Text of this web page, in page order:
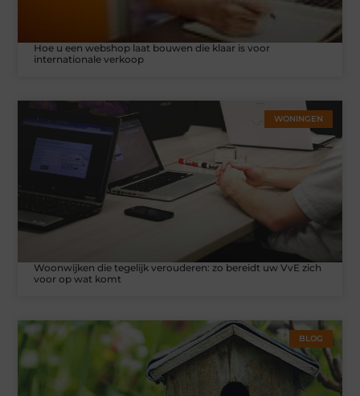
Hoe u een webshop laat bouwen die klaar is voor
internationale verkoop
WONINGEN
Woonwijken die tegelijk verouderen: zo bereidt uw VvE zich
voor op wat komt
BLOG